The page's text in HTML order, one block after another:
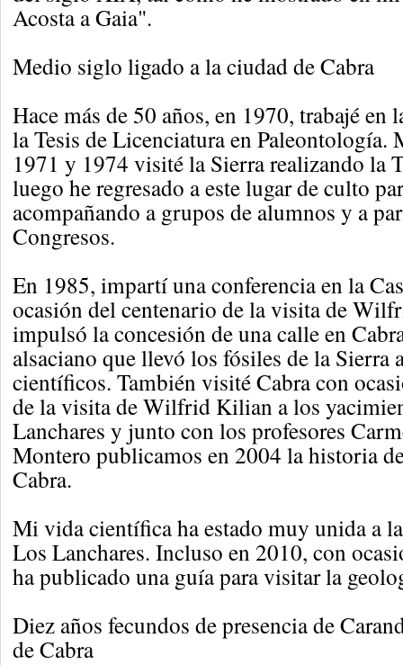
Acosta a Gaia".
Medio siglo ligado a la ciudad de Cabra
Hace más de 50 años, en 1970, trabajé en
la Tesis de Licenciatura en Paleontología.
1971 y 1974 visité la Sierra realizando la
luego he regresado a este lugar de culto
acompañando a grupos de alumnos y a
Congresos.
En 1985, impartí una conferencia en la
ocasión del centenario de la visita de
impulsó la concesión de una calle en
alsaciano que llevó los fósiles de la Sierra
científicos. También visité Cabra con
de la visita de Wilfrid Kilian a los
Lanchares y junto con los profesores
Montero publicamos en 2004 la historia
Cabra.
Mi vida científica ha estado muy unida a
Los Lanchares. Incluso en 2010, con
ha publicado una guía para visitar la
Diez años fecundos de presencia de
de Cabra